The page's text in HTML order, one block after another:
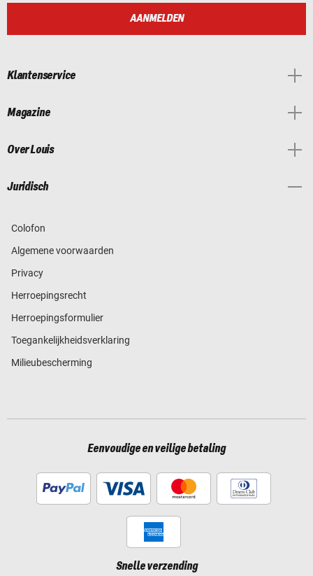
AANMELDEN
Klantenservice
Magazine
Over Louis
Juridisch
Colofon
Algemene voorwaarden
Privacy
Herroepingsrecht
Herroepingsformulier
Toegankelijkheidsverklaring
Milieubescherming
Eenvoudige en veilige betaling
Snelle verzending